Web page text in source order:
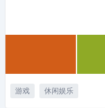
游戏 休闲娱乐